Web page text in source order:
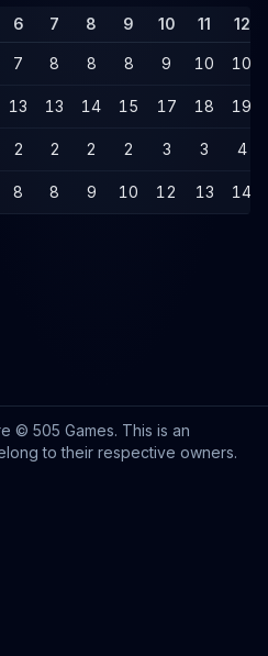
6 7 8 9 10 11 12
7 8 8 8 9 10 10
13 13 14 15 17 18 19
2 2 2 2 3 3 4
8 8 9 10 12 13 14
© 505 Games. This is an
to their respective owners.